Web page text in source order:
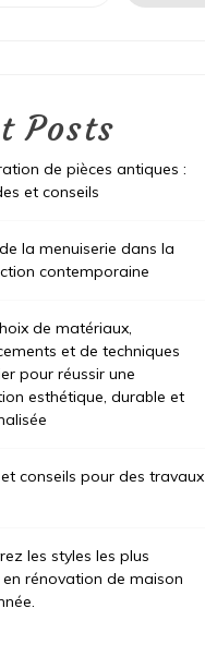
Posts
de pièces antiques :
et conseils
la menuiserie dans la
contemporaine
de matériaux,
et de techniques
pour réussir une
esthétique, durable et
conseils pour des travaux
les styles les plus
rénovation de maison